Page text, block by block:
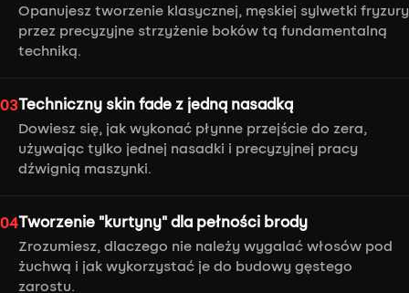
Opanujesz tworzenie klasycznej, męskiej sylwetki fryzury
przez precyzyjne strzyżenie boków tą fundamentalną
techniką.
03Techniczny skin fade z jedną nasadką
Dowiesz się, jak wykonać płynne przejście do zera,
używając tylko jednej nasadki i precyzyjnej pracy
dźwignią maszynki.
04Tworzenie "kurtyny" dla pełności brody
Zrozumiesz, dlaczego nie należy wygalać włosów pod
żuchwą i jak wykorzystać je do budowy gęstego
zarostu.